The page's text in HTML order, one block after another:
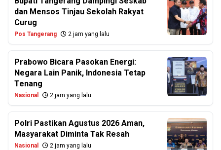
dan Mensos Tinjau Sekolah Rakyat
Curug
Pos Tangerang 2 jam yang lalu
Prabowo Bicara Pasokan Energi:
Negara Lain Panik, Indonesia Tetap
Tenang
Nasional 2 jam yang lalu
Polri Pastikan Agustus 2026 Aman,
Masyarakat Diminta Tak Resah
Nasional 2 jam yang lalu